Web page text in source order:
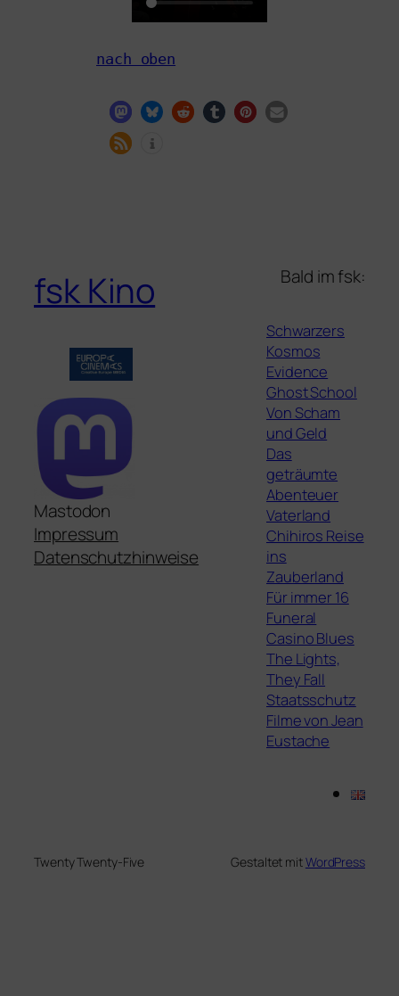
nach oben
fsk Kino
Mastodon
Impressum
Datenschutzhinweise
Bald im fsk:
Schwarzers
Kosmos
Evidence
Ghost School
Von Scham
und Geld
Das
geträumte
Abenteuer
Vaterland
Chihiros Reise
ins
Zauberland
Für immer 16
Funeral
Casino Blues
The Lights,
They Fall
Staatsschutz
Filme von Jean
Eustache
Twenty Twenty-Five Gestaltet mitWordPress